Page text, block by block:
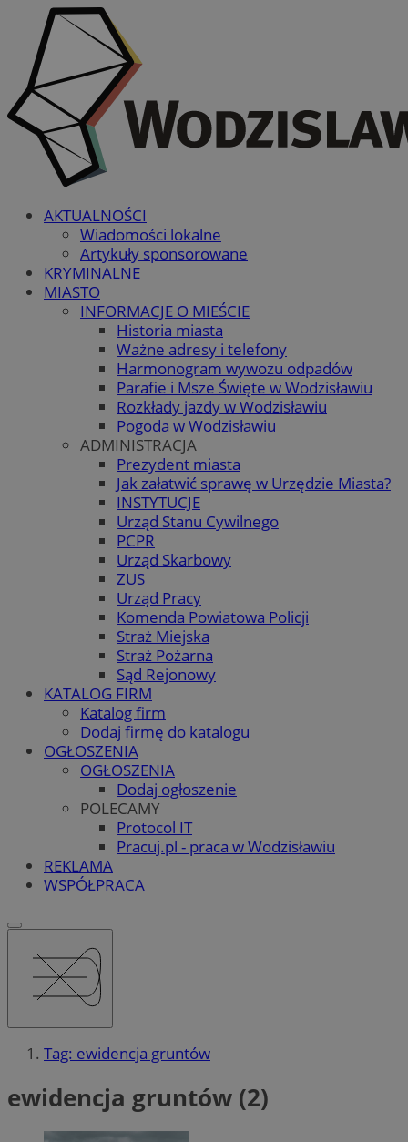
AKTUALNOŚCI
Wiadomości lokalne
Artykuły sponsorowane
KRYMINALNE
MIASTO
INFORMACJE O MIEŚCIE
Historia miasta
Ważne adresy i telefony
Harmonogram wywozu odpadów
Parafie i Msze Święte w Wodzisławiu
Rozkłady jazdy w Wodzisławiu
Pogoda w Wodzisławiu
ADMINISTRACJA
Prezydent miasta
Jak załatwić sprawę w Urzędzie Miasta?
INSTYTUCJE
Urząd Stanu Cywilnego
PCPR
Urząd Skarbowy
ZUS
Urząd Pracy
Komenda Powiatowa Policji
Straż Miejska
Straż Pożarna
Sąd Rejonowy
KATALOG FIRM
Katalog firm
Dodaj firmę do katalogu
OGŁOSZENIA
OGŁOSZENIA
Dodaj ogłoszenie
POLECAMY
Protocol IT
Pracuj.pl - praca w Wodzisławiu
REKLAMA
WSPÓŁPRACA
Tag: ewidencja gruntów
ewidencja gruntów (2)